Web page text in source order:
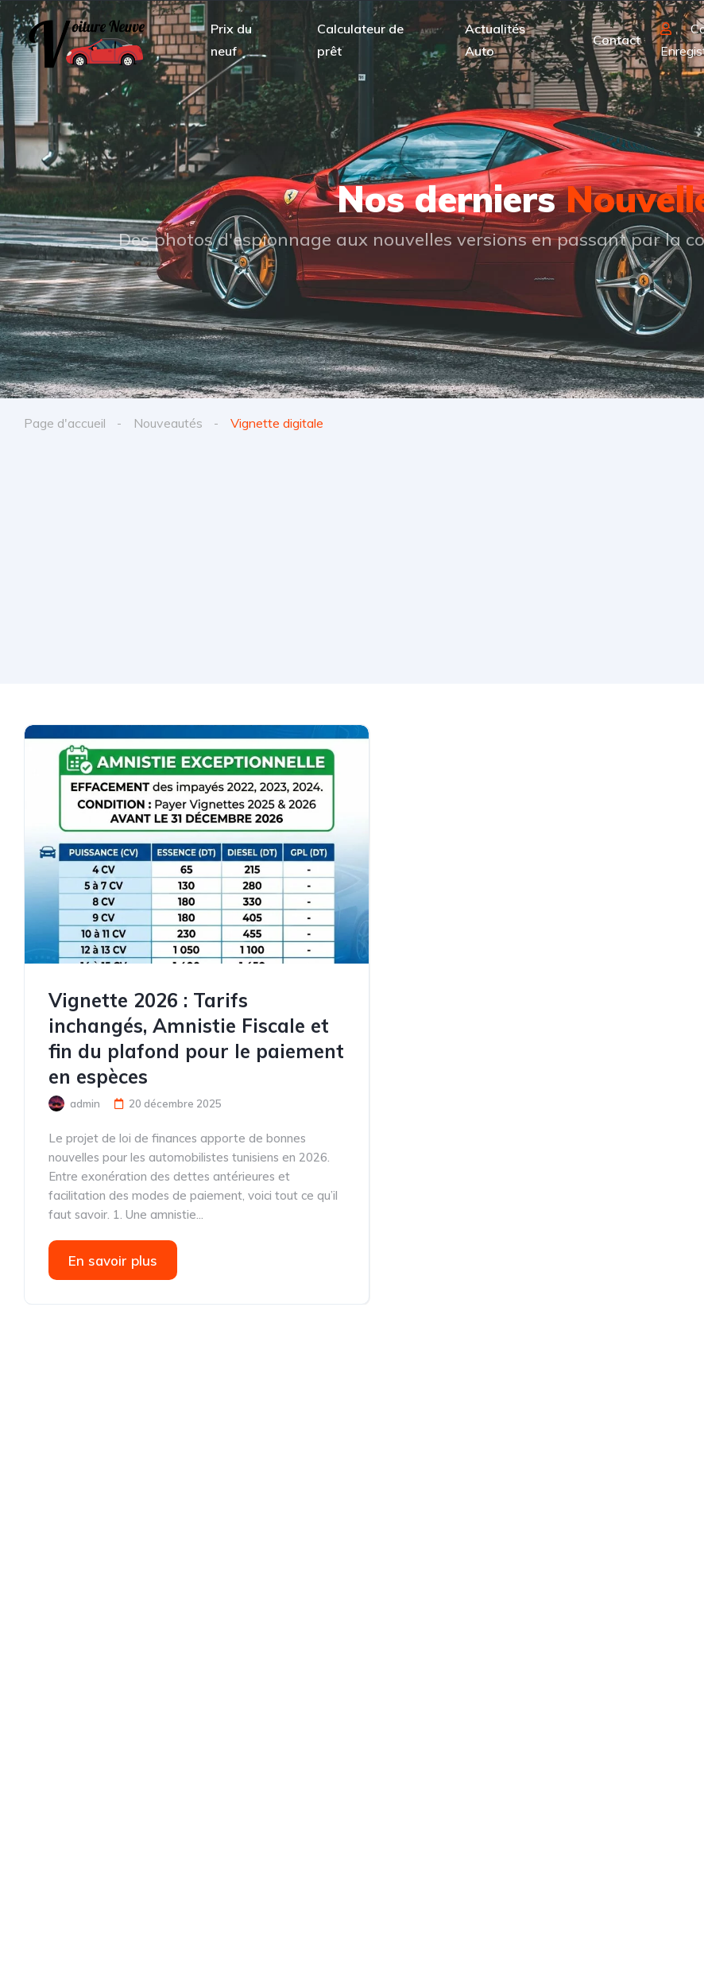
Prix du
neuf
Calculateur de
prêt
Actualités
Auto
Contact
Nos derniers
Des photos d'espionnage aux nouvelles versions en passant par la
Page d'accueil Nouveautés Vignette digitale
Vignette 2026 : Tarifs
inchangés, Amnistie Fiscale et
fin du plafond pour le paiement
en espèces
admin 20 décembre 2025
Le projet de loi de finances apporte de bonnes
nouvelles pour les automobilistes tunisiens en 2026.
Entre exonération des dettes antérieures et
facilitation des modes de paiement, voici tout ce qu’il
faut savoir. 1. Une amnistie...
En savoir plus